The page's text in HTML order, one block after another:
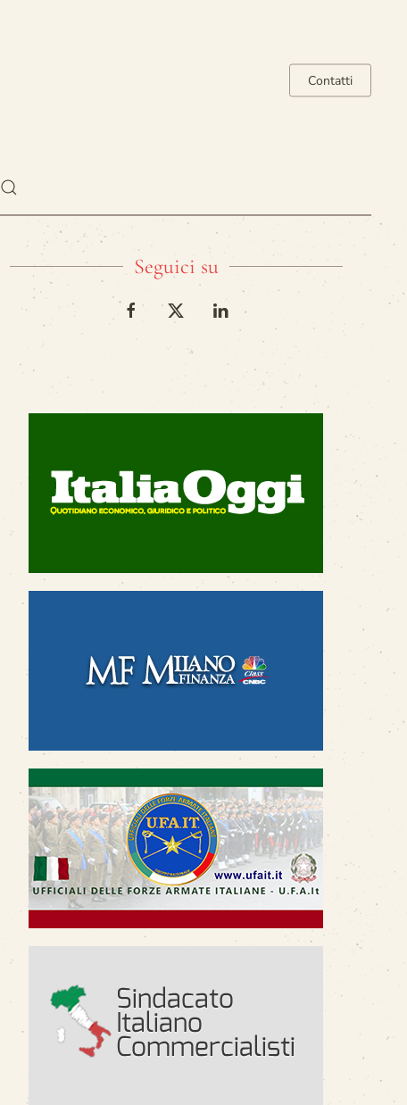
Contatti
Seguici su